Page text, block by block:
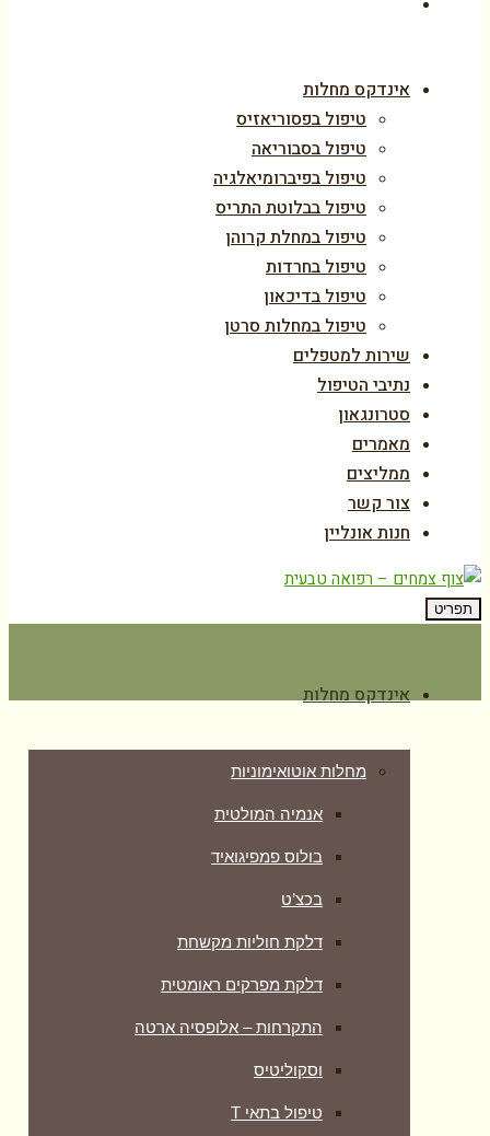
אינדקס מחלות
טיפול בפסוריאזיס
טיפול בסבוריאה
טיפול בפיברומיאלגיה
טיפול בבלוטת התריס
טיפול במחלת קרוהן
טיפול בחרדות
טיפול בדיכאון
טיפול במחלות סרטן
שירות למטפלים
נתיבי הטיפול
סטרונגאון
מאמרים
ממליצים
צור קשר
חנות אונליין
תפריט
אינדקס מחלות
מחלות אוטואימוניות
אנמיה המולטית
בולוס פמפיגואיד
בכצ’ט
דלקת חוליות מקשחת
דלקת מפרקים ראומטית
התקרחות – אלופסיה ארטה
וסקוליטיס
טיפול בתאי T